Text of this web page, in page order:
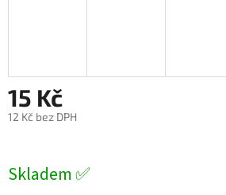
15 Kč
12 Kč bez DPH
Skladem ✅